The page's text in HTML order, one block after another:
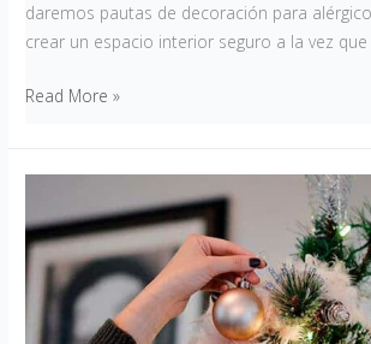
daremos pautas de decoración para
crear un espacio interior seguro a la vez que
Read More »
navideña:
cuándo
empieza,
qué
debemos